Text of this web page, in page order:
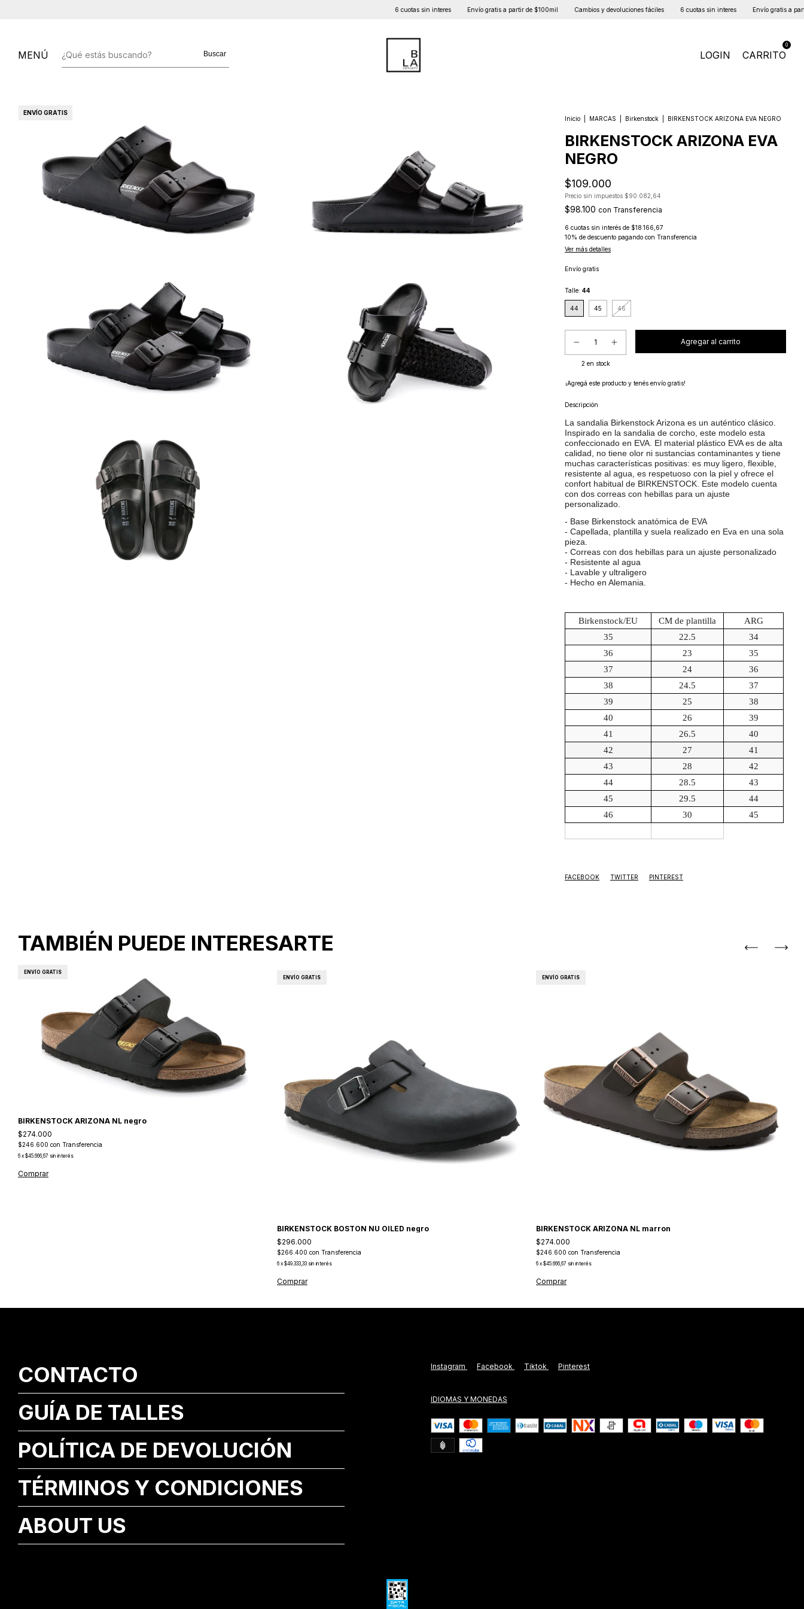
6 cuotas sin interes Envío gratis a partir de $100mil Cambios y devoluciones fáciles 6 cuotas sin interes Envío gratis a partir de
MENÚ Buscar LOGIN CARRITO
0
ENVÍO GRATIS
Inicio
MARCAS Birkenstock BIRKENSTOCK ARIZONA EVA NEGRO
BIRKENSTOCK ARIZONA EVA
NEGRO
$109.000
Precio sin impuestos $90.082,64
$98.100 con Transferencia
6 cuotas sin interés de $18.166,67
10% de descuento pagando con Transferencia
Ver más detalles
Envío gratis
Talle: 44
44 45 46
2 en stock
¡Agregá este producto y tenés envío gratis!
Descripción
La sandalia Birkenstock Arizona es un auténtico clásico.
Inspirado en la sandalia de corcho, este modelo esta
confeccionado en EVA. El material plástico EVA es de alta
calidad, no tiene olor ni sustancias contaminantes y tiene
muchas características positivas: es muy ligero, flexible,
resistente al agua, es respetuoso con la piel y ofrece el
confort habitual de BIRKENSTOCK. Este modelo cuenta
con dos correas con hebillas para un ajuste
personalizado.
- Base Birkenstock anatómica de EVA
- Capellada, plantilla y suela realizado en Eva en una sola
pieza.
- Correas con dos hebillas para un ajuste personalizado
- Resistente al agua
- Lavable y ultraligero
- Hecho en Alemania.
Birkenstock/EU CM de plantilla
ARG
35
22.5
34
36
23
35
37
24
36
38
24.5
37
39
25
38
40
26
39
41
26.5
40
42
27
41
43
28
42
44
28.5
43
45
29.5
44
46
30 45
FACEBOOK TWITTER PINTEREST
TAMBIÉN PUEDE INTERESARTE
ENVÍO GRATIS
BIRKENSTOCK ARIZONA NL negro
$274.000
$246.600 con Transferencia
6 x $45.666,67 sin interés
Comprar
ENVÍO GRATIS
BIRKENSTOCK BOSTON NU OILED negro
$296.000
$266.400 con Transferencia
6 x $49.333,33 sin interés
Comprar
ENVÍO GRATIS
BIRKENSTOCK ARIZONA NL marron
$274.000
$246.600 con Transferencia
6 x $45.666,67 sin interés
Comprar
CONTACTO
GUÍA DE TALLES
POLÍTICA DE DEVOLUCIÓN
TÉRMINOS Y CONDICIONES
ABOUT US
Instagram Facebook Tiktok Pinterest
IDIOMAS Y MONEDAS